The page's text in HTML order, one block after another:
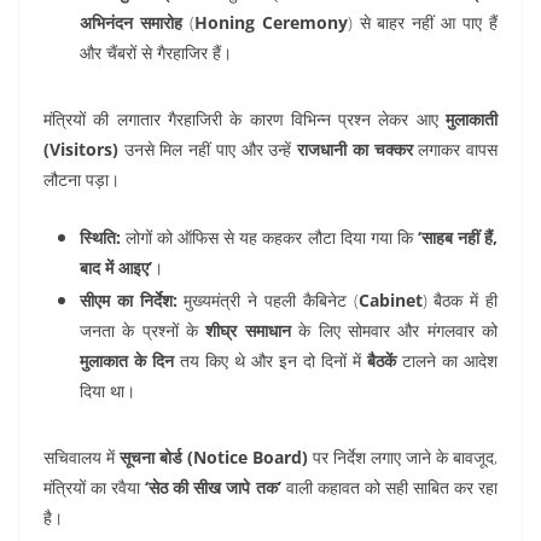
अभिनंदन समारोह(Honing Ceremony) से बाहर नहीं आ पाए हैं
और चैंबरों से गैरहाजिर हैं।
मंत्रियों की लगातार गैरहाजिरी के कारण विभिन्न प्रश्न लेकर आएमुलाकाती
(Visitors) उनसे मिल नहीं पाए और उन्हेंराजधानी का चक्करलगाकर वापस
लौटना पड़ा।
स्थिति: लोगों को ऑफिस से यह कहकर लौटा दिया गया कि‘साहब नहीं हैं,
बाद में आइए’ ।
सीएम का निर्देश: मुख्यमंत्री ने पहली कैबिनेट (Cabinet) बैठक में ही
जनता के प्रश्नों केशीघ्र समाधानके लिए सोमवार और मंगलवार को
मुलाकात के दिनतय किए थे और इन दो दिनों मेंबैठकेंटालने का आदेश
दिया था।
सचिवालय मेंसूचना बोर्ड (Notice Board) पर निर्देश लगाए जाने के बावजूद,
मंत्रियों का रवैया‘सेठ की सीख जापे तक’वाली कहावत को सही साबित कर रहा
है।